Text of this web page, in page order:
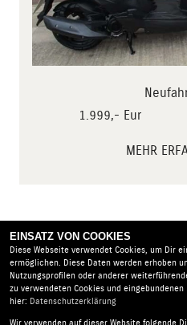
1.999,- Eur
MEHR
EINSATZ VON COOKIES
Diese Webseite verwendet Cookies, um Dir
ermöglichen. Diese Daten werden erhoben
Nutzungsprofilen oder anderer
zu verwendeten Cookies und
hier: Datenschutzerklärung